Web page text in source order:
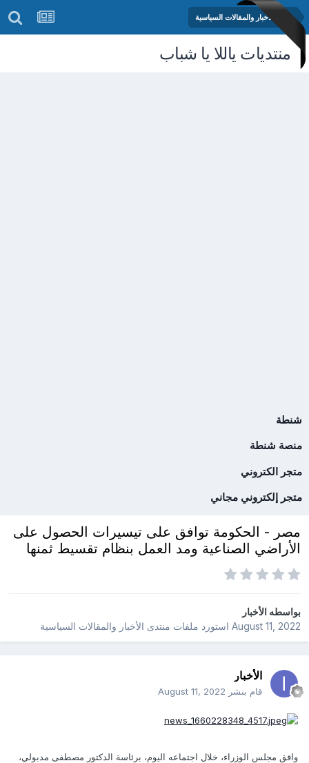
منتدى الأخبار والمقالات السياسية
منتديات ياللا يا شباب
شنطة
منصة شنطة
متجر الكتروني
متجر إلكتروني مجاني
مصر - الحكومة توافق على تيسيرات الحصول على
الأراضي الصناعية ومد العمل بنظام تقسيط ثمنها
بواسطهالأخبار
August 11, 2022استورد ملفات منتدى الأخبار والمقالات السياسية
الأخبار
قام بنشر August 11, 2022
وافق مجلس الوزراء، خلال اجتماعه اليوم، برئاسة الدكتور مصطفى مدبولي،